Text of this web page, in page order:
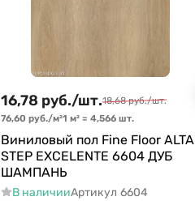
16,78 руб./шт.18,68 руб./шт.
76,60 руб./м²1 м² = 4,566 шт.
Виниловый пол Fine Floor ALTA
STEP EXCELENTE 6604 ДУБ
ШАМПАНЬ
В наличииАртикул 6604